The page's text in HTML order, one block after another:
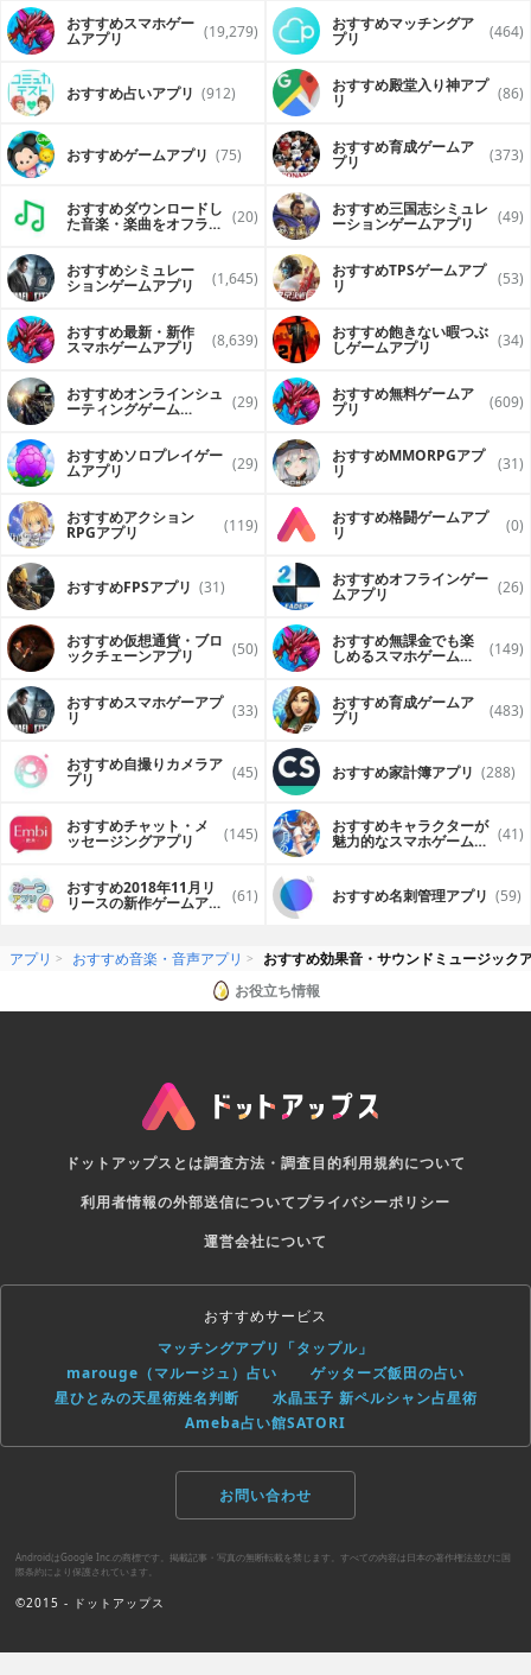
おすすめスマホゲー
ムアプリ (19,279) おすすめマッチングア
プリ (464)
おすすめ占いアプリ (912) おすすめ殿堂入り神アプ
リ (86)
おすすめゲームアプリ (75) おすすめ育成ゲームア
プリ (373)
おすすめダウンロードし
た音楽・楽曲をオフライ (20) おすすめ三国志シミュレ
ーションゲームアプリ (49)
おすすめシミュレー
ションゲームアプリ (1,645) おすすめTPSゲームアプ
リ (53)
おすすめ最新・新作
スマホゲームアプリ (8,639) おすすめ飽きない暇つぶ
しゲームアプリ (34)
おすすめオンラインシュ
ーティングゲーム (29) おすすめ無料ゲームア
プリ (609)
おすすめソロプレイゲー
ムアプリ (29) おすすめ MMORPGアプ
リ (31)
おすすめアクション
RPGアプリ (119) おすすめ格闘ゲームアプ
リ (0)
おすすめFPSアプリ (31) おすすめオフラインゲー
ムアプリ (26)
おすすめ仮想通貨・ブロ
ックチェーンアプリ (50) おすすめ無課金でも楽
しめるスマホゲームア (149)
おすすめスマホゲーアプ
リ (33) おすすめ育成ゲームア
プリ (483)
おすすめ自撮りカメラア
プリ (45) おすすめ家計簿アプリ (288)
おすすめチャット・メ
ッセージングアプリ (145) おすすめキャラクターが
魅力的なスマホゲームア (41)
おすすめ2018年11月リ
リースの新作ゲームアプ (61) おすすめ名刺管理アプリ (59)
アプリ おすすめ音楽・音声アプリ
おすすめ効果音・サウンドミュージック
お役立ち情報
ドットアップスとは調査方法・調査目的利用規約について
利用者情報の外部送信についてプライバシーポリシー
運営会社について
おすすめサービス
マッチングアプリ「タップル」
marouge（マルージュ）占い
ゲッターズ飯田の占い
星ひとみの天星術姓名判断
水晶玉子 新ペルシャン占星術
Ameba占い館SATORI
お問い合わせ
AndroidはGoogle Inc.の商標です。掲載記事・写真の無断転載を禁じます。すべての内容は日本の著作権法並びに国
際条約により保護されています。
©2015 - ドットアップス